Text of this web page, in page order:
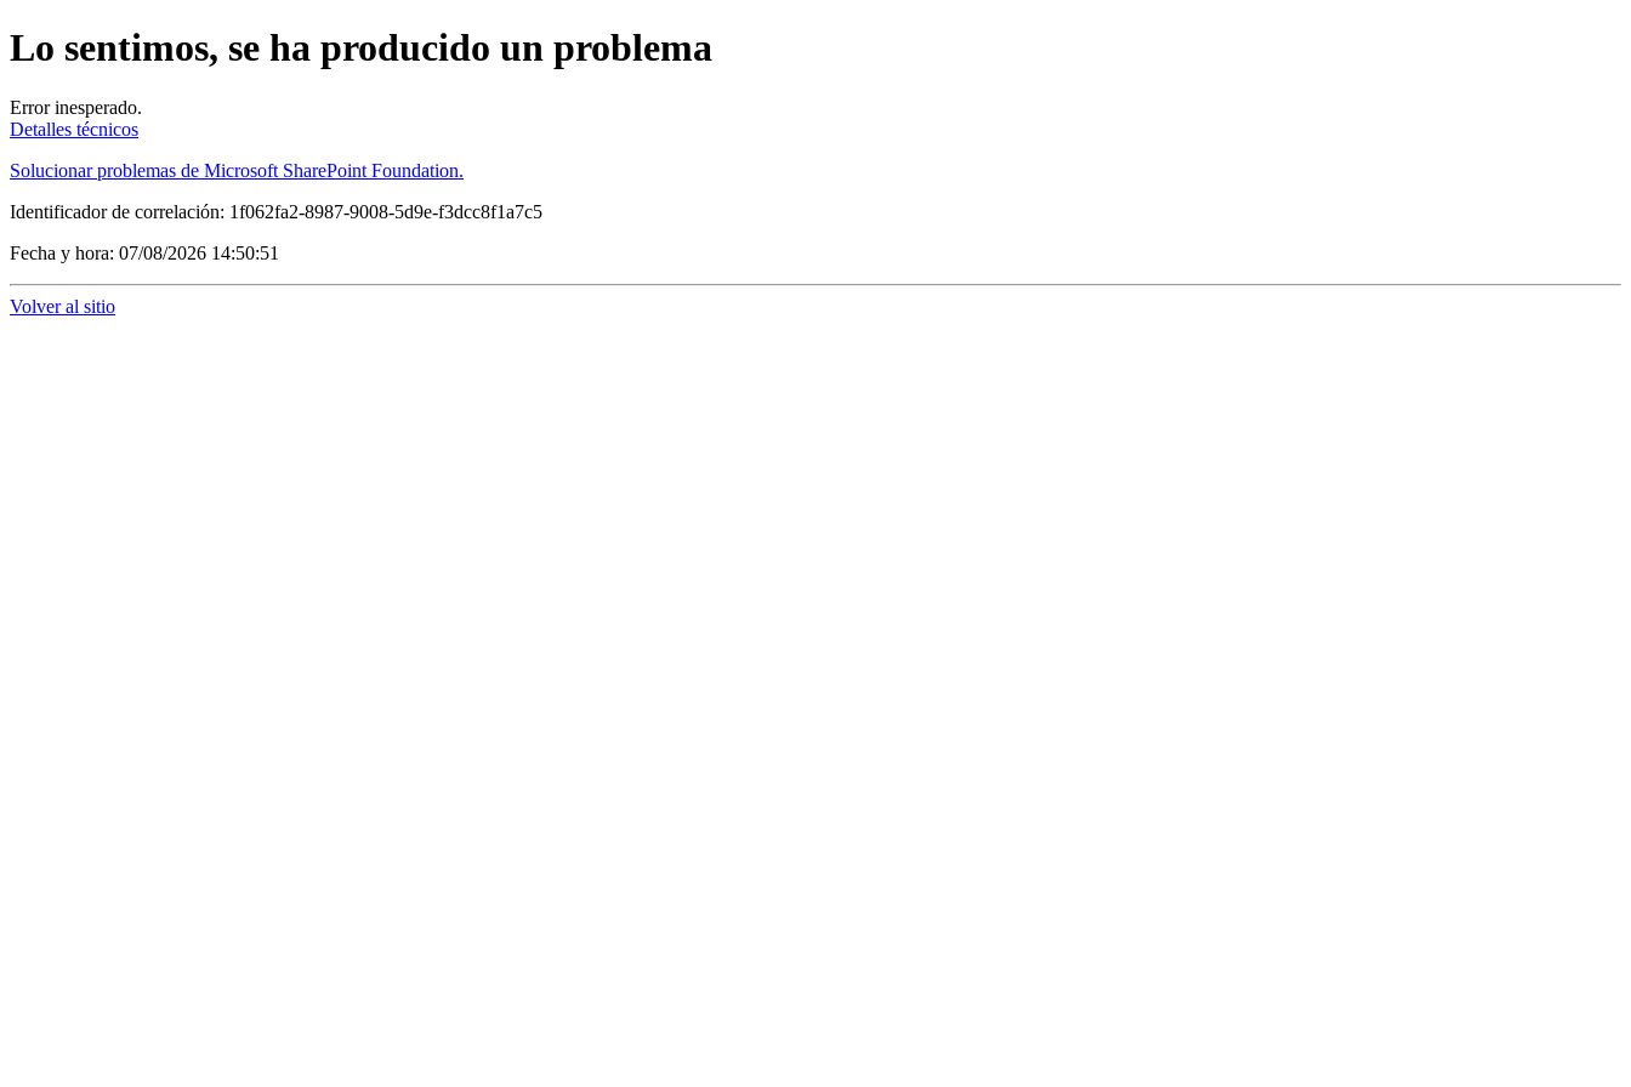
Lo sentimos, se ha producido un problema
Error inesperado.
Detalles técnicos
Solucionar problemas de Microsoft SharePoint Foundation.
Identificador de correlación: 1f062fa2-8987-9008-5d9e-f3dcc8f1a7c5
Fecha y hora: 07/08/2026 14:50:51
Volver al sitio